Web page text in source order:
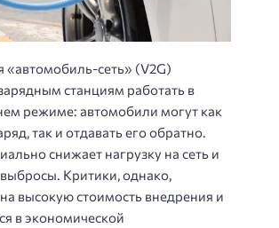
«автомобиль-сеть» (V2G)
станциям работать в
режиме: автомобили могут как
так и отдавать его обратно.
снижает нагрузку на сеть и
Критики, однако,
высокую стоимость внедрения и
в экономической